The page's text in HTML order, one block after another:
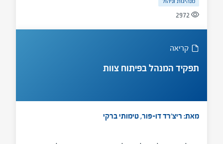
2972
קריאה
תפקיד המנהל בפיתוח צוות
מאת: ריצ'רד דו-פור, טימותי ברקי